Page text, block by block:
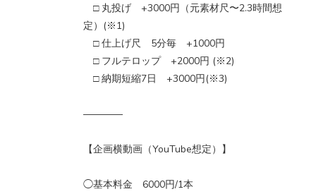
□ 丸投げ +3000円（元素材尺〜2.3時間想
定）(※1)
□ 仕上げ尺 5分毎 +1000円
□ フルテロップ +2000円 (※2)
□ 納期短縮7日 +3000円(※3)
――――
【企画横動画（YouTube想定）】
◯基本料金 6000円/1本